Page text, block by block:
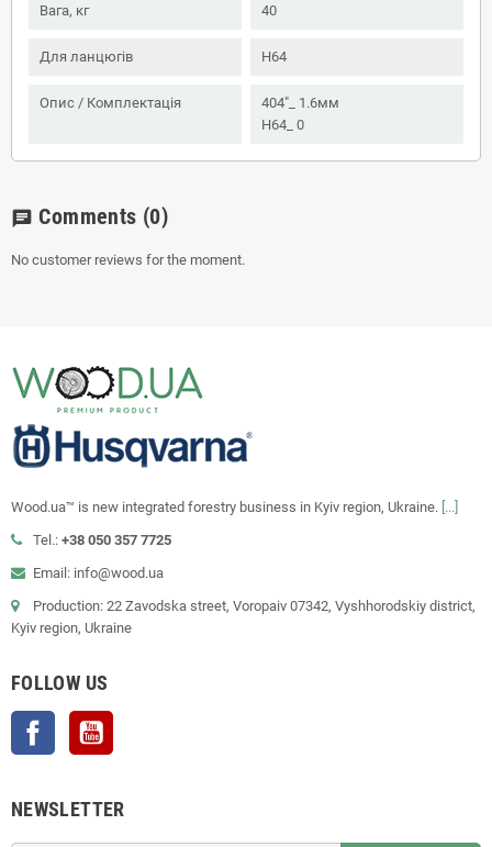
Вага, кг 40
Для ланцюгів H64
Опис / Комплектація
404"_ 1.6мм
H64_ 0
chat Comments (0)
No customer reviews for the moment.
Wood.ua™ is new integrated forestry business in Kyiv region, Ukraine. [...]
Tel.: +38 050 357 7725
Email: info@wood.ua
Production: 22 Zavodska street, Voropaiv 07342, Vyshhorodskiy district,
Kyiv region, Ukraine
FOLLOW US
Facebook
NEWSLETTER